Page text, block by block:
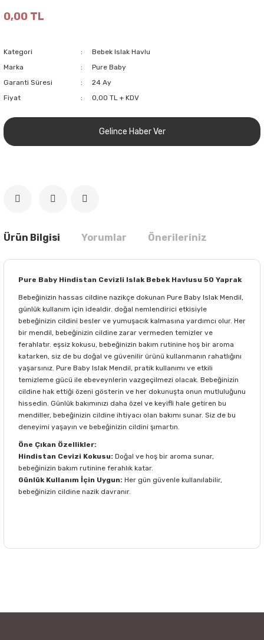
0,00 TL
Kategori
Bebek Islak Havlu
Marka
Pure Baby
Garanti Süresi
24 Ay
Fiyat
0,00 TL + KDV
Gelince Haber Ver
Ürün Bilgisi Yorumlar Önerileriniz
Pure Baby Hindistan Cevizli Islak Bebek Havlusu 50 Yaprak
Bebeğinizin hassas cildine nazikçe dokunan Pure Baby Islak Mendil,
günlük kullanım için idealdir. doğal nemlendirici etkisiyle
bebeğinizin cildini besler ve yumuşacık kalmasına yardımcı olur. Her
bir mendil, bebeğinizin cildine zarar vermeden temizler ve
ferahlatır. eşsiz kokusu, bebeğinizin bakım rutinine hoş bir aroma
katarken, siz de bu doğal ve güvenilir ürünü kullanmanın rahatlığını
yaşarsınız. Pure Baby Islak Mendil, pratik kullanımı ve etkili
temizleme gücü ile ebeveynlerin vazgeçilmezi olacak. Bebeğinizin
cildine hak ettiği özeni gösterin ve her dokunuşta onun mutluluğunu
hissedin. Günlük bakımınızı daha özel ve keyifli hale getiren bu
mendiller, bebeğinizin cildine ihtiyacı olan bakımı sunar. Siz de bu
deneyimi yaşayın ve bebeğinizin cildini şımartın.
Öne Çıkan Özellikler:
Hindistan Cevizi Kokusu: Doğal ve hoş bir aroma sunar,
bebeğinizin bakım rutinine ferahlık katar.
Günlük Kullanım İçin Uygun: Her gün güvenle kullanılabilir,
bebeğinizin cildine nazik davranır.